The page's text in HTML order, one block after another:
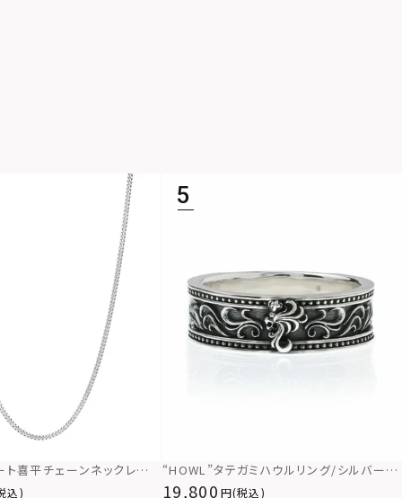
ト喜平チェーンネックレス
ルバー925
込)
“HOWL”タテガミハウルリング/シルバー92
5
19,800 (税込)